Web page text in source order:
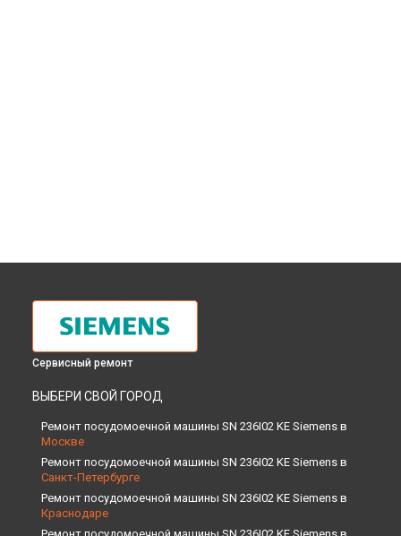
Сервисный ремонт
ВЫБЕРИ СВОЙ ГОРОД
Ремонт посудомоечной машины SN 236I02 KE Siemens в
Москве
Ремонт посудомоечной машины SN 236I02 KE Siemens в
Санкт-Петербурге
Ремонт посудомоечной машины SN 236I02 KE Siemens в
Краснодаре